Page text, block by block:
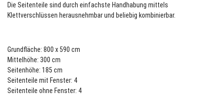
Die Seitenteile sind durch einfachste Handhabung mittels
Klettverschlüssen herausnehmbar und beliebig kombinierbar.
Grundfläche: 800 x 590 cm
Mittelhöhe: 300 cm
Seitenhöhe: 185 cm
Seitenteile mit Fenster: 4
Seitenteile ohne Fenster: 4